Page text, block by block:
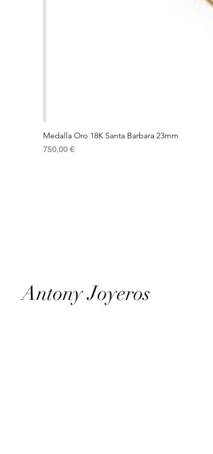
Medalla Oro 18K Santa Barbara 23mm
Precio
750,00 €
Antony Joyeros